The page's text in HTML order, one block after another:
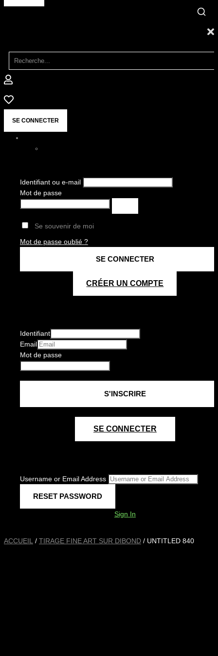
SE CONNECTER
Identifiant ou e-mail
Mot de passe
Se souvenir de moi
Mot de passe oublié ?
CRÉER UN COMPTE
Identifiant
Email
Mot de passe
SE CONNECTER
Username or Email Address
Sign In
ACCUEIL / TIRAGE FINE ART SUR DIBOND / UNTITLED 840